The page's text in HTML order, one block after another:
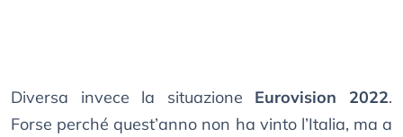
Diversa invece la situazione Eurovision 2022.
Forse perché quest’anno non ha vinto l’Italia, ma a